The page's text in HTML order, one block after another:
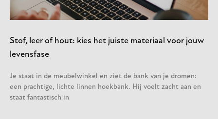
Stof, leer of hout: kies het juiste materiaal voor jouw
levensfase
Je staat in de meubelwinkel en ziet de bank van je dromen:
een prachtige, lichte linnen hoekbank. Hij voelt zacht aan en
staat fantastisch in